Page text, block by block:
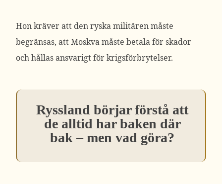
Hon kräver att den ryska militären måste
begränsas, att Moskva måste betala för skador
och hållas ansvarigt för krigsförbrytelser.
Ryssland börjar förstå att
de alltid har baken där
bak – men vad göra?